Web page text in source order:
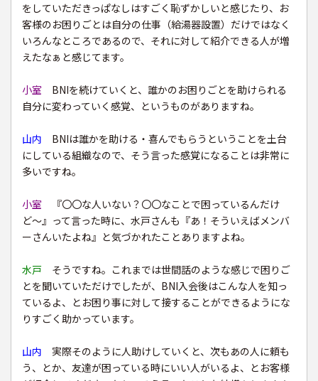
をしていただきっぱなしはすごく恥ずかしいと感じたり、お
客様のお困りごとは自分の仕事（給湯器設置）だけではなく
いろんなところであるので、それに対して紹介できる人が増
えたなぁと感じてます。
小室 BNIを続けていくと、誰かのお困りごとを助けられる
自分に変わっていく感覚、というものがありますね。
山内 BNIは誰かを助ける・喜んでもらうということを土台
にしている組織なので、そう言った感覚になることは非常に
多いですね。
小室 『〇〇な人いない？〇〇なことで困っているんだけ
ど〜』って言った時に、水戸さんも『あ！そういえばメンバ
ーさんいたよね』と気づかれたことありますよね。
水戸 そうですね。これまでは世間話のような感じで困りご
とを聞いていただけでしたが、BNI入会後はこんな人を知っ
ているよ、とお困り事に対して接することができるようにな
りすごく助かっています。
山内 実際そのように人助けしていくと、次もあの人に頼も
う、とか、友達が困っている時にいい人がいるよ、とお客様